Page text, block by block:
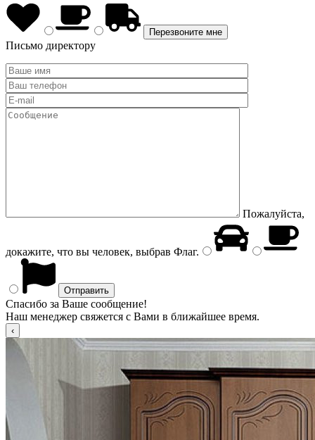
Письмо директору
Пожалуйста,
докажите, что вы человек, выбрав Флаг.
Спасибо за Ваше сообщение!
Наш менеджер свяжется с Вами в ближайшее время.